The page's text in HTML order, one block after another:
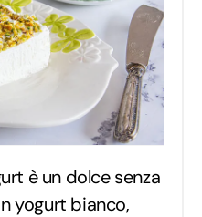
è un dolce senza
yogurt bianco,